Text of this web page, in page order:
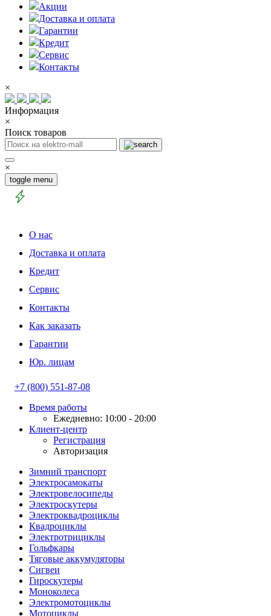
Акции
Доставка и оплата
Гарантии
Кредит
Сервис
Контакты
×
Информация
×
Поиск товаров
×
toggle menu
О нас
Доставка и оплата
Кредит
Сервис
Контакты
Как заказать
Гарантии
Юр. лицам
+7 (800) 551-87-08
Время работы
Ежедневно: 10:00 - 20:00
Клиент-центр
Регистрация
Авторизация
Зимний транспорт
Электросамокаты
Электровелосипеды
Электроскутеры
Электроквадроциклы
Квадроциклы
Электротрициклы
Гольфкары
Тяговые аккумуляторы
Сигвеи
Гироскутеры
Моноколеса
Электромотоциклы
Мотоциклы